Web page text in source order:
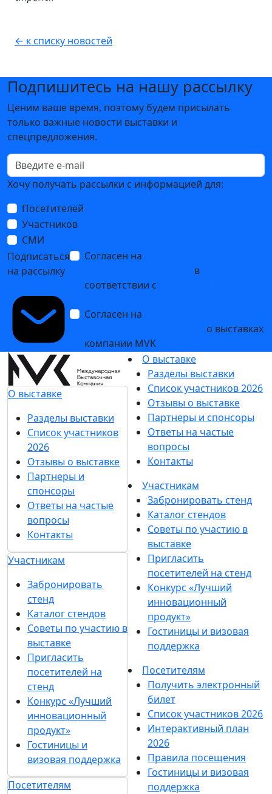
← к списку новостей
Подпишитесь на нашу рассылку
Ценим ваше время, поэтому будем присылать
только важные новости выставки и
спецпредложения.
Хочу получать рассылки с информацией для:
Посетителей
Участников
СМИ
Подписаться
на рассылку
Согласен на
в
соответствии с
Согласен на
о выставках
компании MVK
О выставке
Разделы выставки
Список участников
2026
Отзывы о выставке
Партнеры и
спонсоры
Ответы на частые
вопросы
Контакты
Участникам
Забронировать
стенд
Каталог стендов
Советы по участию в
выставке
Пригласить
посетителей на
стенд
Конкурс «Лучший
инновационный
продукт»
Гостиницы и
визовая поддержка
Посетителям
О выставке
Разделы выставки
Список участников 2026
Отзывы о выставке
Партнеры и спонсоры
Ответы на частые
вопросы
Контакты
Участникам
Забронировать стенд
Каталог стендов
Советы по участию в
выставке
Пригласить
посетителей на стенд
Конкурс «Лучший
инновационный
продукт»
Гостиницы и визовая
поддержка
Посетителям
Получить электронный
билет
Список участников 2026
Интерактивный план
2026
Правила посещения
Гостиницы и визовая
поддержка